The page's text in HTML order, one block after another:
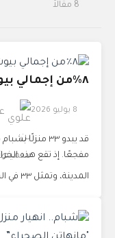
8 مقالاً
٨٪من إجمالي بيوت شبام حضرموت مهدَّمة
8 يوليو 2026
قد يبدو ٣٣
مفجعًا. إذ تقع هذه
المدينة، وتمثل ٣٣ في المائة من إجمالي...